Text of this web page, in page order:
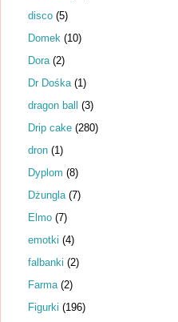
disco (5)
Domek (10)
Dora (2)
Dr Dośka (1)
dragon ball (3)
Drip cake (280)
dron (1)
Dyplom (8)
Dżungla (7)
Elmo (7)
emotki (4)
falbanki (2)
Farma (2)
Figurki (196)